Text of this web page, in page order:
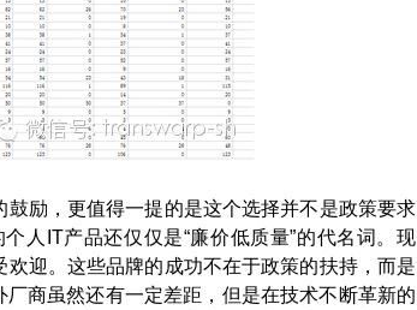
励，更值得一提的是这个选择并不是政策要求
人IT产品还仅仅是“廉价低质量”的代名词。现
迎。这些品牌的成功不在于政策的扶持，而是
商虽然还有一定差距，但是在技术不断革新的